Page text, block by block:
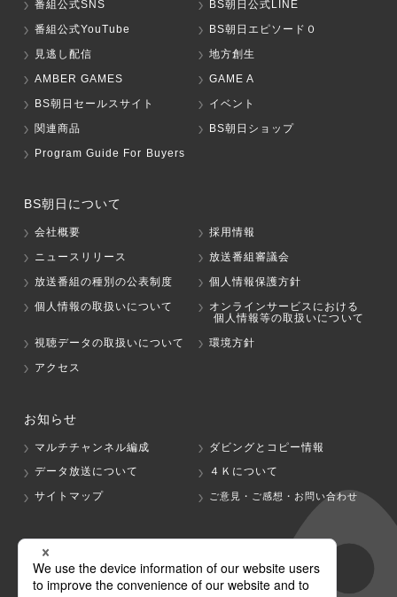
番組公式SNS
BS朝日公式LINE
番組公式YouTube
BS朝日エピソード０
見逃し配信
地方創生
AMBER GAMES
GAME A
BS朝日セールスサイト
イベント
関連商品
BS朝日ショップ
Program Guide For Buyers
BS朝日について
会社概要
採用情報
ニュースリリース
放送番組審議会
放送番組の種別の公表制度
個人情報保護方針
個人情報の取扱いについて
オンラインサービスにおける
個人情報等の取扱いについて
視聴データの取扱いについて
環境方針
アクセス
お知らせ
マルチチャンネル編成
ダビングとコピー情報
データ放送について
４Ｋについて
サイトマップ
ご意見・ご感想・お問い合わせ
グループ会社
テレビ朝日 テレ朝チャンネル